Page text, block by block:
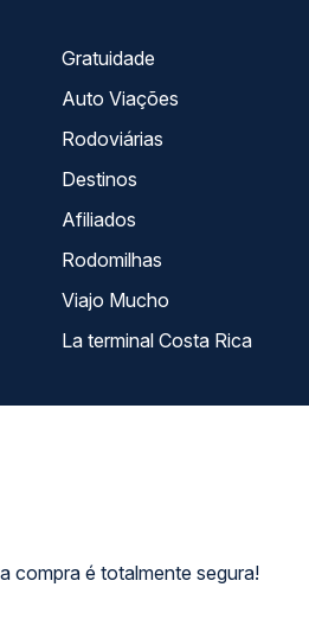
compra é totalmente segura!
Gratuidade
Auto Viações
Rodoviárias
Destinos
Afiliados
Rodomilhas
Viajo Mucho
La terminal Costa Rica